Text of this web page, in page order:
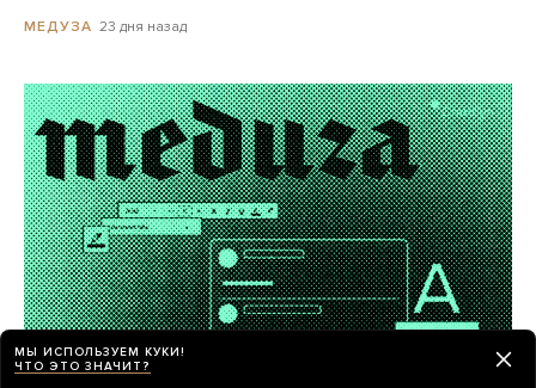
МЕДУЗА 23 дня назад
МЫ ИСПОЛЬЗУЕМ КУКИ!
ЧТО ЭТО ЗНАЧИТ?